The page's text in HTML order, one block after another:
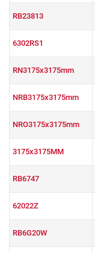
RB23813
6302RS1
RN3175x3175mm
NRB3175x3175mm
NRO3175x3175mm
3175x3175MM
RB6747
62022Z
RB6G20W